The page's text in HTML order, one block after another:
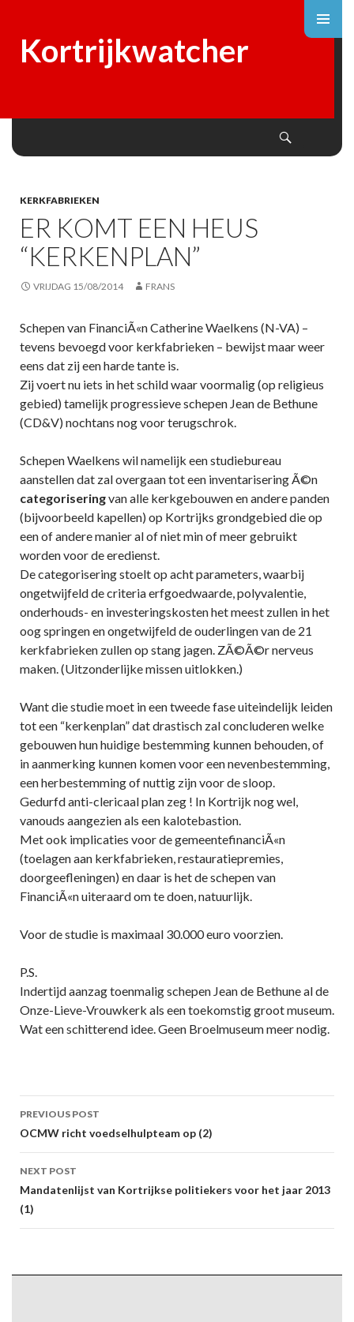
Kortrijkwatcher
KERKFABRIEKEN
ER KOMT EEN HEUS
“KERKENPLAN”
VRIJDAG 15/08/2014 FRANS
Schepen van FinanciÃ«n Catherine Waelkens (N-VA) –
tevens bevoegd voor kerkfabrieken – bewijst maar weer
eens dat zij een harde tante is.
Zij voert nu iets in het schild waar voormalig (op religieus
gebied) tamelijk progressieve schepen Jean de Bethune
(CD&V) nochtans nog voor terugschrok.
Schepen Waelkens wil namelijk een studiebureau
aanstellen dat zal overgaan tot een inventarisering Ã©n
categoriseringvan alle kerkgebouwen en andere panden
(bijvoorbeeld kapellen) op Kortrijks grondgebied die op
een of andere manier al of niet min of meer gebruikt
worden voor de eredienst.
De categorisering stoelt op acht parameters, waarbij
ongetwijfeld de criteria erfgoedwaarde, polyvalentie,
onderhouds- en investeringskosten het meest zullen in het
oog springen en ongetwijfeld de ouderlingen van de 21
kerkfabrieken zullen op stang jagen. ZÃ©Ã©r nerveus
maken. (Uitzonderlijke missen uitlokken.)
Want die studie moet in een tweede fase uiteindelijk leiden
tot een “kerkenplan” dat drastisch zal concluderen welke
gebouwen hun huidige bestemming kunnen behouden, of
in aanmerking kunnen komen voor een nevenbestemming,
een herbestemming of nuttig zijn voor de sloop.
Gedurfd anti-clericaal plan zeg ! In Kortrijk nog wel,
vanouds aangezien als een kalotebastion.
Met ook implicaties voor de gemeentefinanciÃ«n
(toelagen aan kerkfabrieken, restauratiepremies,
doorgeefleningen) en daar is het de schepen van
FinanciÃ«n uiteraard om te doen, natuurlijk.
Voor de studie is maximaal 30.000 euro voorzien.
P.S.
Indertijd aanzag toenmalig schepen Jean de Bethune al de
Onze-Lieve-Vrouwkerk als een toekomstig groot museum.
Wat een schitterend idee. Geen Broelmuseum meer nodig.
Post
navigation
PREVIOUS POST
OCMW richt voedselhulpteam op (2)
NEXT POST
Mandatenlijst van Kortrijkse politiekers voor het jaar 2013
(1)